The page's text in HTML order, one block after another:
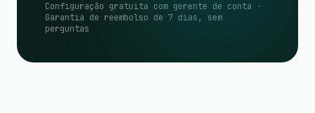
Configuração gratuita com gerente de conta ·
Garantia de reembolso de 7 dias, sem
perguntas